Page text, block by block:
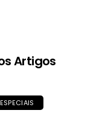
Artigos